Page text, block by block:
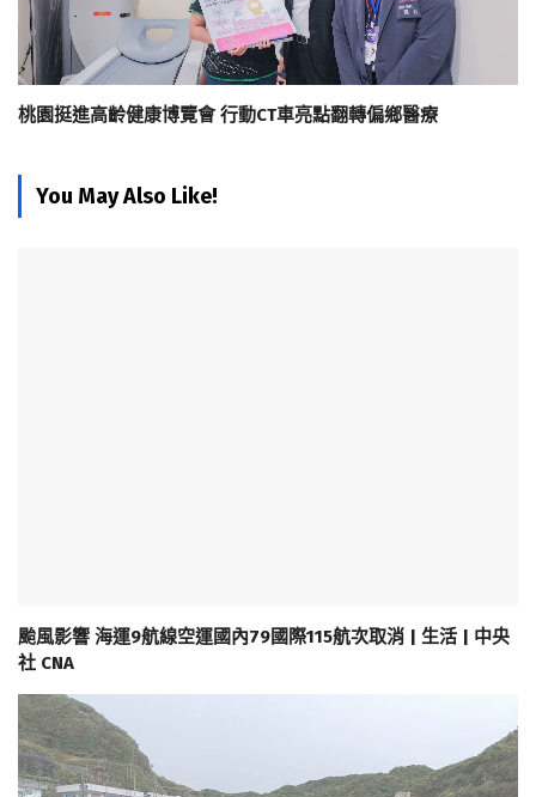
桃園挺進高齡健康博覽會 行動CT車亮點翻轉偏鄉醫療
You May Also Like!
颱風影響 海運9航線空運國內79國際115航次取消 | 生活 | 中央
社 CNA